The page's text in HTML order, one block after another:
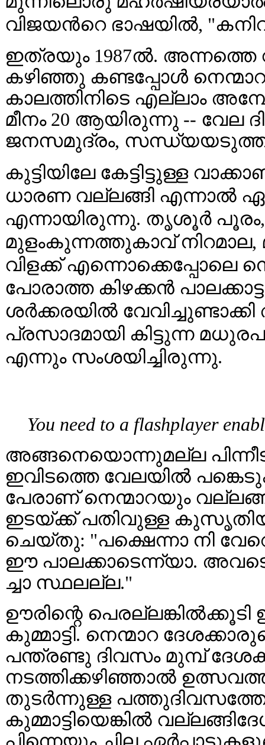
വിജയൻറെ ഭാഷയിൽ,
ഇത്രയും 1987ൽ. അന്നത്തെ
കഴിഞ്ഞു കണ്ടപ്പോൾ
കാലത്തിനിടെ എല്ലാം
മീനം 20 ആയിരുന്നു -- വേല
ജനസമുദ്രം,
കുട്ടിയിലേ കേട്ടിട്ടുള്ള
ധാരണ വല്ലങ്ങി എന്നാൽ
എന്നായിരുന്നു. തൃശൂർ
മുളംകുന്നത്തുകാവ് നിറമാല,
വിളക്ക് എന്നൊക്കെപ്പോലെ
പോരാത്ത കിഴക്കൻ
ശർക്കരയിൽ
പ്രസാദമായി കിട്ടുന്ന
എന്നും സംശയിച്ചിരുന്നു.
You need to a flashplayer
അങ്ങനെയൊന്നുമല്ല
ഇവിടത്തെ വേലയിൽ
പേരാണ് നെന്മാറയും
ഇടയ്ക്ക് പതിവുള്ള
ചെയ്തു: "പക്ഷെന്നാ നി
ഈ പാലക്കാടെന്ന്യാ.
ച്ചാ സ്ഥലല്ല."
ഊരിന്റെ പെരല്ലങ്കിൽക്കൂടി
കുമ്മാട്ടി. നെന്മാറ
പന്ത്രണ്ടു ദിവസം മുമ്പ്
നടത്തിക്കഴിഞ്ഞാൽ
തുടർന്നുള്ള
കുമ്മാട്ടിയെങ്കിൽ